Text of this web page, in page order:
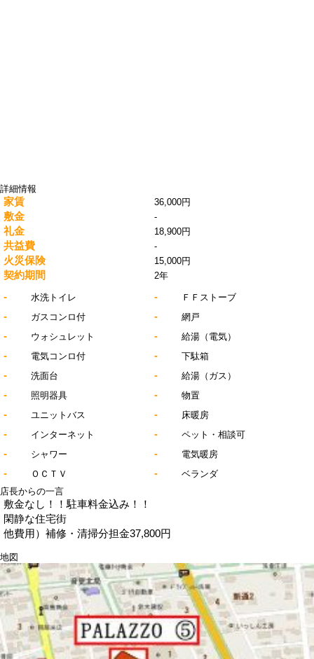
詳細情報
家賃 36,000円
敷金 -
礼金 18,900円
共益費 -
火災保険 15,000円
契約期間 2年
- 水洗トイレ - ＦＦストーブ
- ガスコンロ付 - 網戸
- ウォシュレット - 給湯（電気）
- 電気コンロ付 - 下駄箱
- 洗面台 - 給湯（ガス）
- 照明器具 - 物置
- ユニットバス - 床暖房
- インターネット - ペット・相談可
- シャワー - 電気暖房
- ＯＣＴＶ -
ベランダ
店長からの一言
敷金なし！！駐車料金込み！！
閑静な住宅街
他費用）補修・清掃分担金37,800円
地図